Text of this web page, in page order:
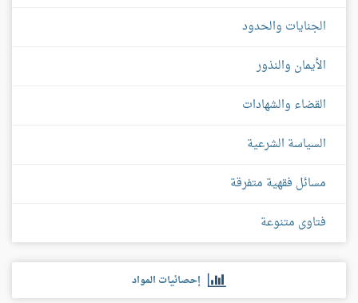
الجنايات والحدود
الأيمان والنذور
القضاء والشهادات
السياسة الشرعية
مسائل فقهية متفرقة
فتاوى متنوعة
إحصائيات المواد